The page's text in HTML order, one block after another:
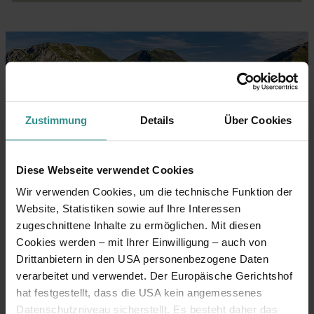
Zustimmung Details Über Cookies
Diese Webseite verwendet Cookies
Wir verwenden Cookies, um die technische Funktion der
Website, Statistiken sowie auf Ihre Interessen
zugeschnittene Inhalte zu ermöglichen. Mit diesen
Cookies werden – mit Ihrer Einwilligung – auch von
Drittanbietern in den USA personenbezogene Daten
verarbeitet und verwendet. Der Europäische Gerichtshof
hat festgestellt, dass die USA kein angemessenes
Datenschutzniveau sicherstellt. Es besteht daher das
Eine duftende Bergpflanze
AmSpeicklehrpfaddreht sich alles rund um die
aromatisch duftende Heilpflanze mit dem
klingenden Namen “Valeriana Celtica Subspezies
Norica”. Sie ist auf den Almwiesen imUNESCO